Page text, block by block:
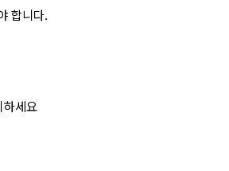
합니다.
하세요